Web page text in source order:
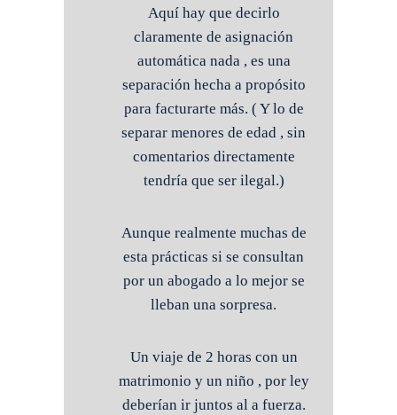
Aquí hay que decirlo
claramente de asignación
automática nada , es una
separación hecha a propósito
para facturarte más. ( Y lo de
separar menores de edad , sin
comentarios directamente
tendría que ser ilegal.)
Aunque realmente muchas de
esta prácticas si se consultan
por un abogado a lo mejor se
lleban una sorpresa.
Un viaje de 2 horas con un
matrimonio y un niño , por ley
deberían ir juntos al a fuerza.